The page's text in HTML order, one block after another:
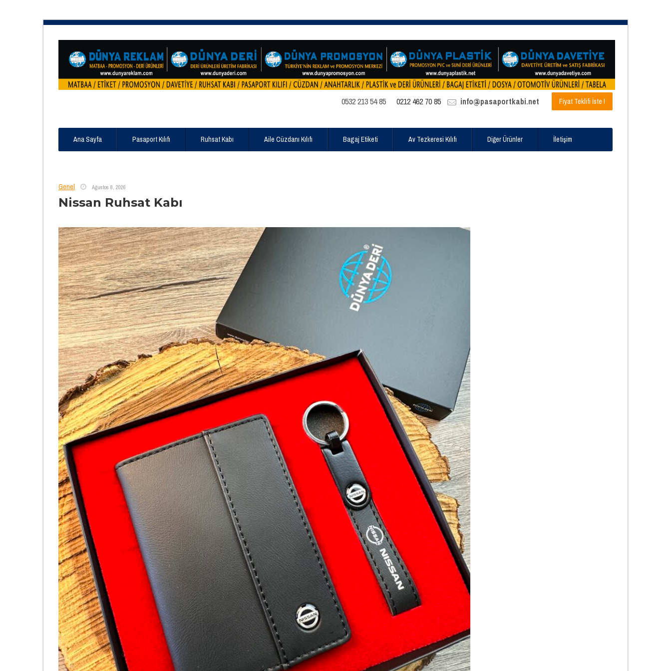
0532 213 54 85 0212 462 70 85 info@pasaportkabi.net Fiyat Teklifi İste !
Ana Sayfa Pasaport Kılıfı Ruhsat Kabı Aile Cüzdanı Kılıfı Bagaj Etiketi Av Tezkeresi Kılıfı Diğer Ürünler İletişim
Genel Ağustos 8, 2026
Nissan Ruhsat Kabı